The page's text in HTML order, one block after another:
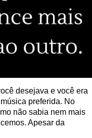
desejava e você era
preferida. No
não sabia nem mais
Apesar da